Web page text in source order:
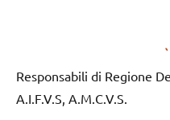
Responsabili di Regione
A.I.F.V.S, A.M.C.V.S.